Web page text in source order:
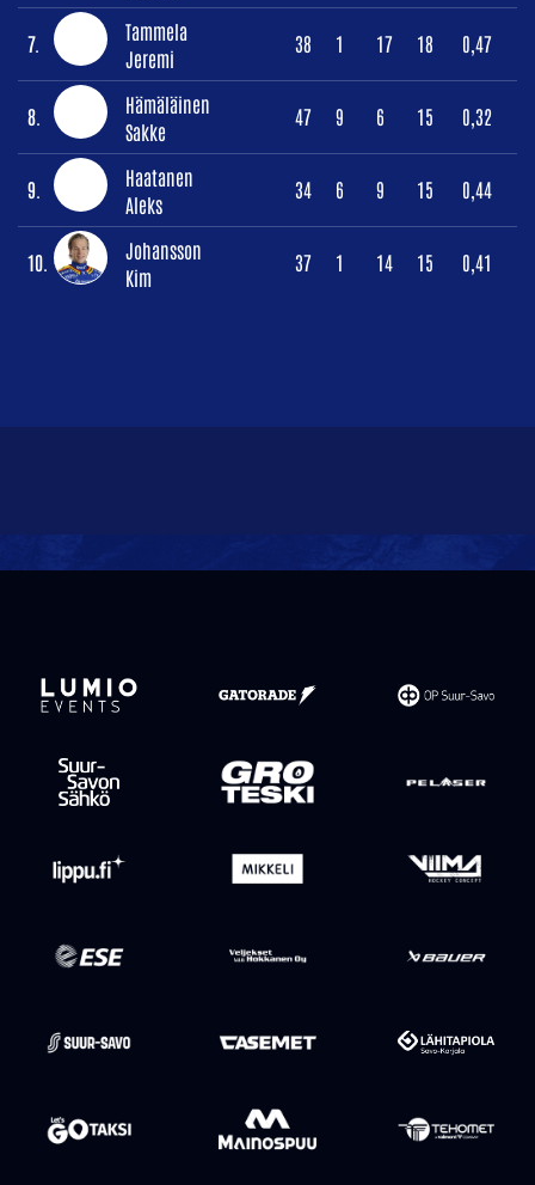
7.
Tammela
Jeremi
38 1 17 18 0,47
8.
Hämäläinen
Sakke
47 9 6 15 0,32
9.
Haatanen
Aleks
34 6 9 15 0,44
10.
Johansson
Kim
37 1 14 15 0,41